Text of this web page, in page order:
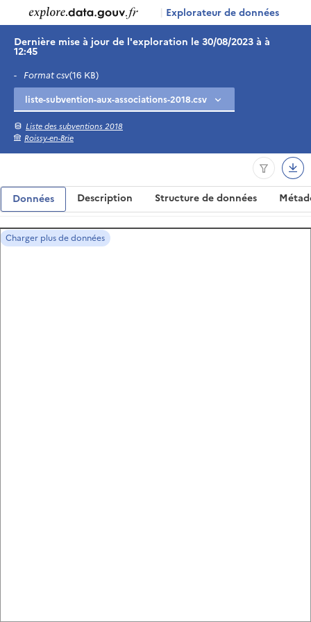
| Explorateur de données
Dernière mise à jour de l'exploration le 30/08/2023 à à
12:45
- Format csv(16 KB)
Liste des subventions 2018
Roissy-en-Brie
Données Description Structure de données
Charger plus de données